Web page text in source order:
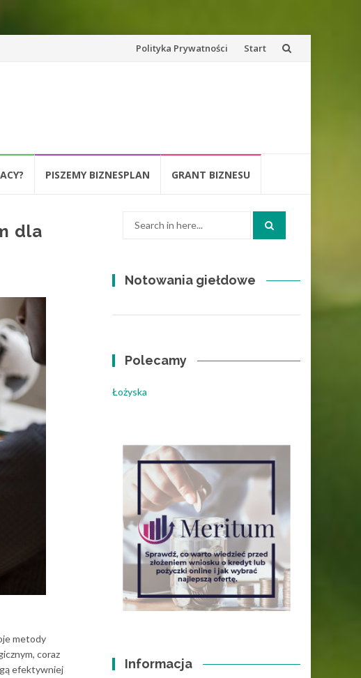
Skip
Polityka Prywatności Start
PISZEMY BIZNESPLAN GRANT BIZNESU
dla
metody
coraz
efektywniej
Notowania giełdowe
Polecamy
Łożyska
Informacja